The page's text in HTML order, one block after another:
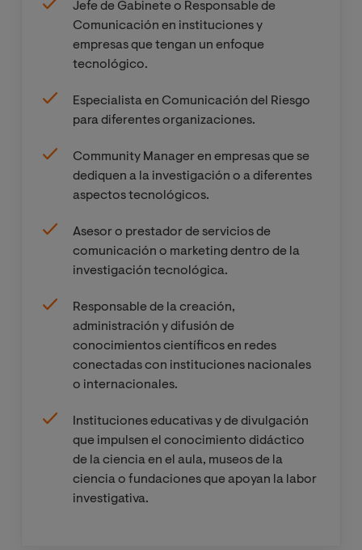
Jefe de Gabinete o Responsable de
Comunicación en instituciones y
empresas que tengan un enfoque
tecnológico.
Especialista en Comunicación del Riesgo
para diferentes organizaciones.
Community Manager en empresas que se
dediquen a la investigación o a diferentes
aspectos tecnológicos.
Asesor o prestador de servicios de
comunicación o marketing dentro de la
investigación tecnológica.
Responsable de la creación,
administración y difusión de
conocimientos científicos en redes
conectadas con instituciones nacionales
o internacionales.
Instituciones educativas y de divulgación
que impulsen el conocimiento didáctico
de la ciencia en el aula, museos de la
ciencia o fundaciones que apoyan la labor
investigativa.